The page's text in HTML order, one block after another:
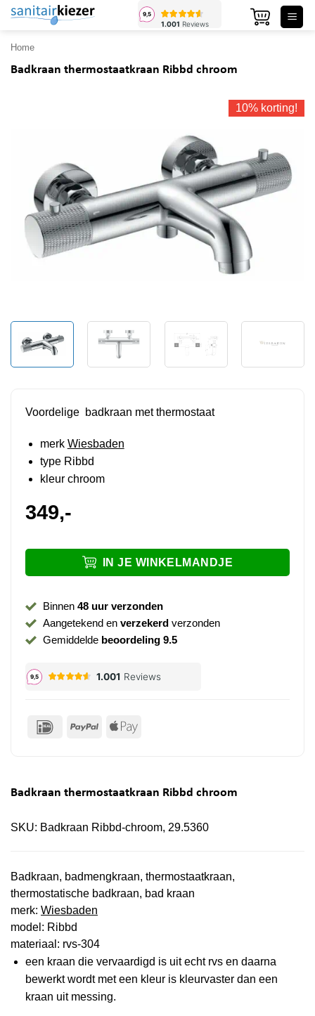
Ga
inhoud
Home
Badkraan thermostaatkraan Ribbd chroom
10% korting!
Voordelige badkraan met thermostaat
merk Wiesbaden
type Ribbd
kleur chroom
349,-
IN JE WINKELMANDJE
Binnen 48 uur verzonden
Aangetekend en verzekerdverzonden
Gemiddelde beoordeling 9.5
IDeal PayPal Apple
Badkraan thermostaatkraan Ribbd chroom
SKU: Badkraan Ribbd-chroom, 29.5360
Badkraan, badmengkraan, thermostaatkraan,
thermostatische badkraan, bad kraan
merk: Wiesbaden
model: Ribbd
materiaal: rvs-304
een kraan die vervaardigd is uit echt rvs en daarna
bewerkt wordt met een kleur is kleurvaster dan een
kraan uit messing.